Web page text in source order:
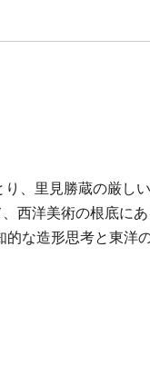
、里見勝蔵の厳し
西洋美術の根底に
な造形思考と東洋